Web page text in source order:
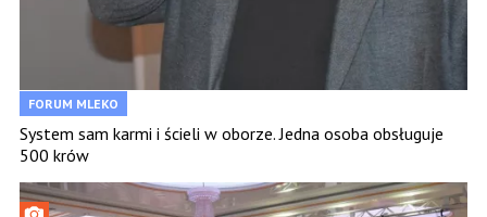
FORUM MLEKO
System sam karmi i ścieli w oborze. Jedna osoba obsługuje
500 krów